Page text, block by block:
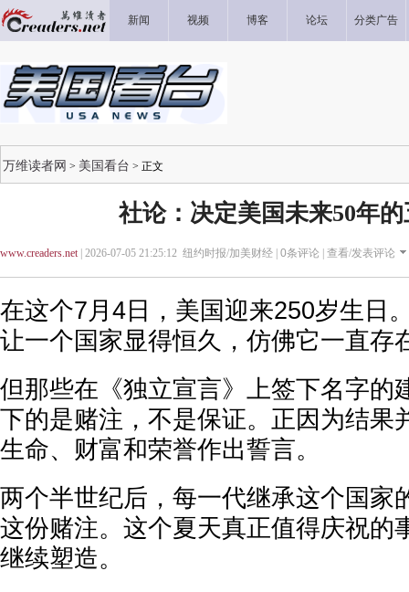
新闻 视频 博客 论坛 分类广告
万维读者网 > 美国看台 > 正文
社论：决定美国未来50年
www.creaders.net| 2026-07-05 21:25:12 纽约时报/加美财经 | 0条评论 | 查看/发表评论
在这个7月4日，美国迎来250岁生日
让一个国家显得恒久，仿佛它一直存
但那些在《独立宣言》上签下名字的
下的是赌注，不是保证。正因为结果
生命、财富和荣誉作出誓言。
两个半世纪后，每一代继承这个国家
这份赌注。这个夏天真正值得庆祝的
继续塑造。